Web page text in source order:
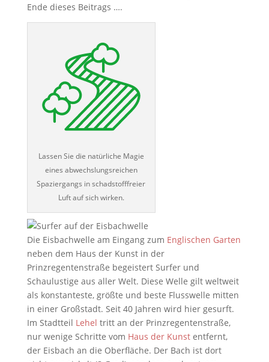
Ende dieses Beitrags ….
Lassen Sie die natürliche Magie
eines abwechslungsreichen
Spaziergangs in schadstofffreier
Luft auf sich wirken.
Die Eisbachwelle am Eingang zum Englischen Garten
neben dem Haus der Kunst in der
Prinzregentenstraße begeistert Surfer und
Schaulustige aus aller Welt. Diese Welle gilt weltweit
als konstanteste, größte und beste Flusswelle mitten
in einer Großstadt. Seit 40 Jahren wird hier gesurft.
Im Stadtteil Lehel tritt an der Prinzregentenstraße,
nur wenige Schritte vom Haus der Kunstentfernt,
der Eisbach an die Oberfläche. Der Bach ist dort